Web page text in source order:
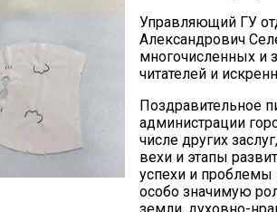
Управляющий ГУ
Александрович
многочисленных и
читателей и
Поздравительное
администрации
числе других
вехи и этапы
успехи и проблемы
особо значимую